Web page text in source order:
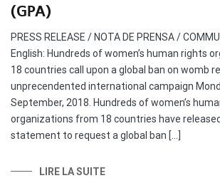
(GPA)
PRESS RELEASE / NOTA DE PRENSA /
English: Hundreds of women’s human rights
18 countries call upon a global ban on womb
unprecendented international campaign
September, 2018. Hundreds of women’s
organizations from 18 countries have
statement to request a global ban […]
LIRE LA SUITE